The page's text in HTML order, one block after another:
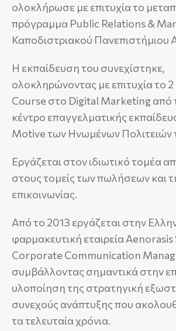
ολοκλήρωσε με επιτυχία το
πρόγραμμα Public Relations &
Καποδιστριακού Πανεπιστήμιου
Η εκπαίδευση του συνεχίστηκε,
ολοκληρώνοντας με επιτυχία το
Course στο Digital Marketing από
κέντρο επαγγελματικής
Motive των Ηνωμένων Πολιτειών
Εργάζεται στον ιδιωτικό τομέα
στους τομείς των πωλήσεων και
επικοινωνίας.
Από το 2013 εργάζεται στην
φαρμακευτική εταιρεία Aenorasis
Corporate Communication
συμβάλλοντας σημαντικά στην
υλοποίηση της στρατηγική
συνεχούς ανάπτυξης που
τα τελευταία χρόνια.